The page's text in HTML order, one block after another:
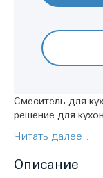
Смеситель для
решение для
являются
спроектирован в
поворачивается
Читать далее...
Описание